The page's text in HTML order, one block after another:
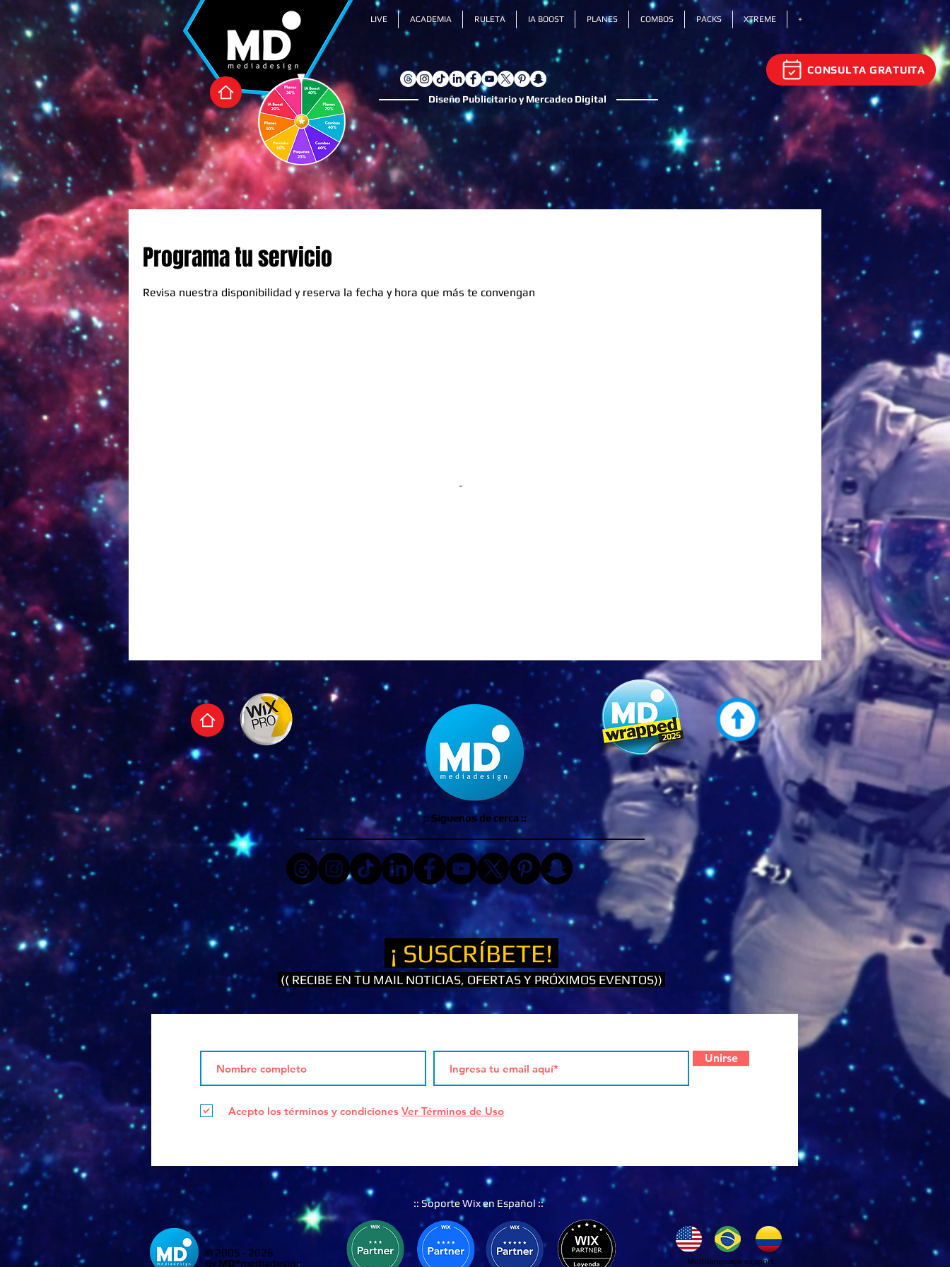
CONSULTA GRATUITA
Diseño Publicitario y Mercadeo Digital
LIVE ACADEMIA RULETA IA BOOST PLANES COMBOS PACKS XTREME +
Programa tu servicio
Revisa nuestra disponibilidad y reserva la fecha y hora que más te convengan
:: Síguenos de cerca ::
¡ SUSCRÍBETE!
(( RECIBE EN TU MAIL NOTICIAS, OFERTAS Y PRÓXIMOS EVENTOS))
Unirse
Acepto los términos y condiciones Ver Términos de Uso
:: Soporte Wix en Español ::
© 2005 - 2026
By MD°mediadesign
Multilanguage support